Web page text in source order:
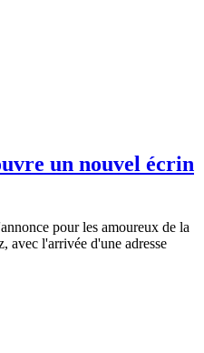
un nouvel écrin
pour les amoureux de la
avec l'arrivée d'une adresse